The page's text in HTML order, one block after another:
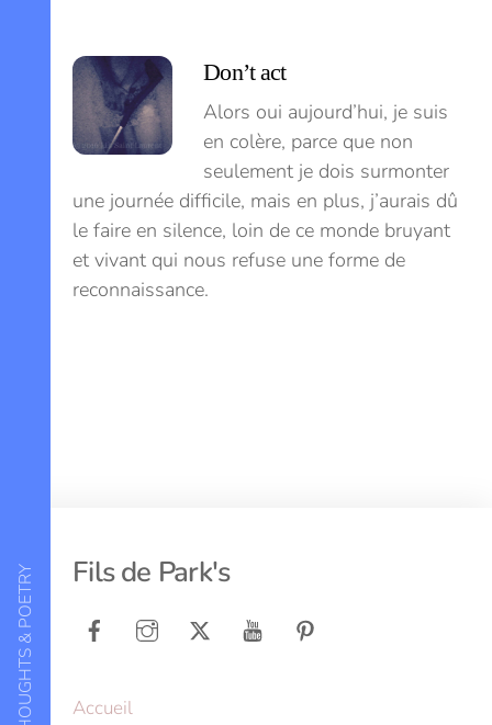
LOVE, THOUGHTS & POETRY
Don’t act
Alors oui aujourd’hui, je suis
en colère, parce que non
seulement je dois surmonter
une journée difficile, mais en plus, j’aurais dû
le faire en silence, loin de ce monde bruyant
et vivant qui nous refuse une forme de
reconnaissance.
Top
Fils de Park's
Accueil